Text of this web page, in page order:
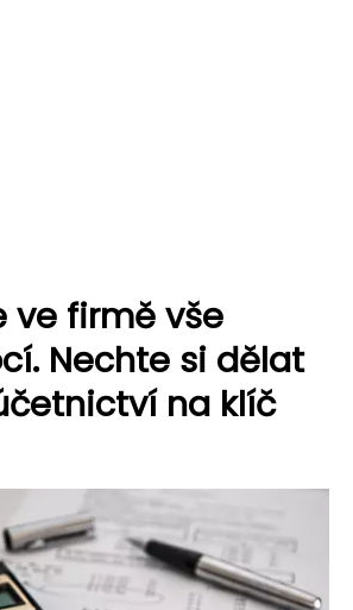
ve firmě vše
Nechte si dělat
na klíč